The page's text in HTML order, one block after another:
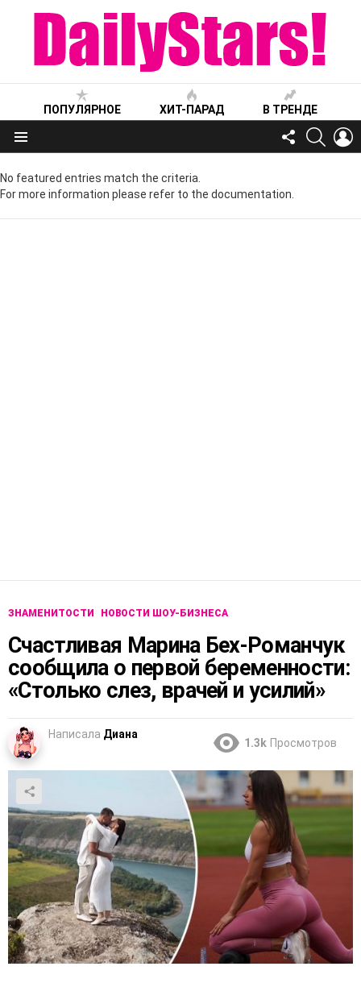
ПОПУЛЯРНОЕ ХИТ-ПАРАД В ТРЕНДЕ
Меню
FOLLOW
US
No featured entries match the criteria.
For more information please refer to the documentation.
ЗНАМЕНИТОСТИ НОВОСТИ ШОУ-БИЗНЕСА
Счастливая Марина Бех-Романчук
сообщила о первой беременности:
«Столько слез, врачей и усилий»
Написала Диана
1.3k Просмотров